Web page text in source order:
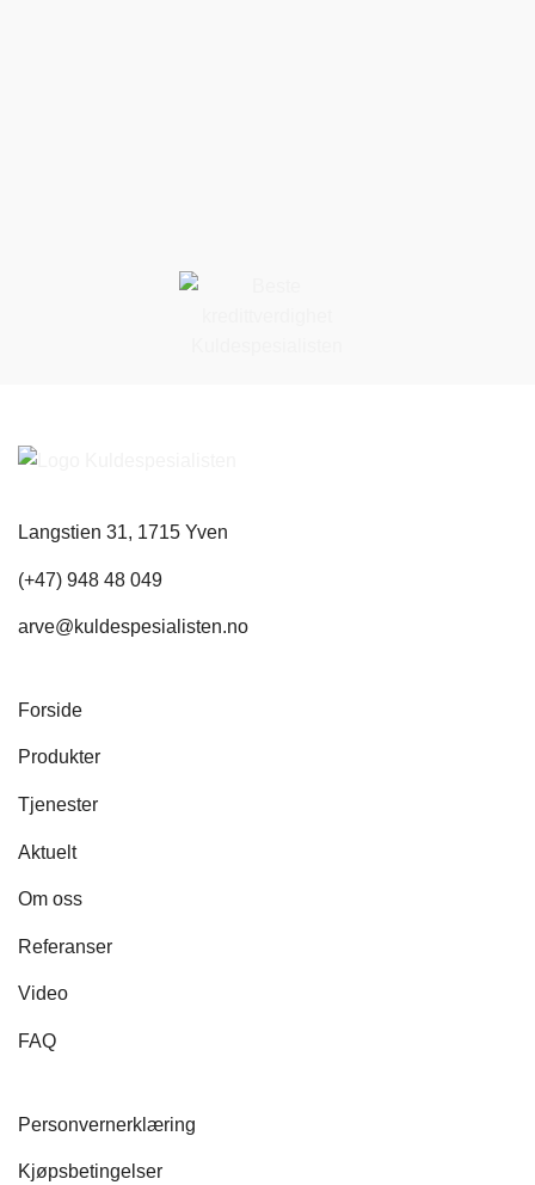
Langstien 31, 1715 Yven
(+47) 948 48 049
arve@kuldespesialisten.no
Forside
Produkter
Tjenester
Aktuelt
Om oss
Referanser
Video
FAQ
Personvernerklæring
Kjøpsbetingelser